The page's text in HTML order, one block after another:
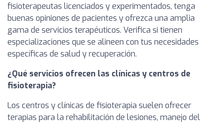
fisioterapeutas licenciados y experimentados, tenga
buenas opiniones de pacientes y ofrezca una amplia
gama de servicios terapéuticos. Verifica si tienen
especializaciones que se alineen con tus necesidades
específicas de salud y recuperación.
¿Qué servicios ofrecen las clínicas y centros de
fisioterapia?
Los centros y clínicas de fisioterapia suelen ofrecer
terapias para la rehabilitación de lesiones, manejo del